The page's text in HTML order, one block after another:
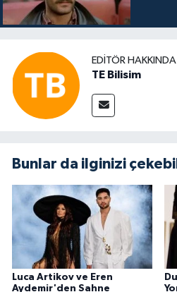
EDITÖR HAKKINDA
TE Bilisim
Bunlar da ilginizi
Luca Artikov ve Eren
Aydemir'den Sahne